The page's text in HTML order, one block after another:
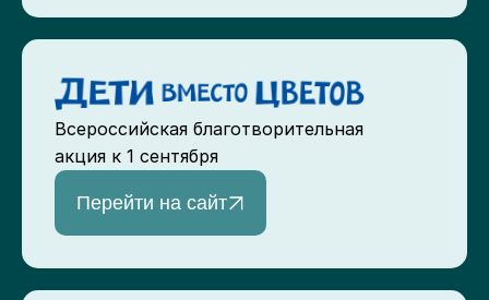
Всероссийская благотворительная
акция к 1 сентября
Перейти на сайт